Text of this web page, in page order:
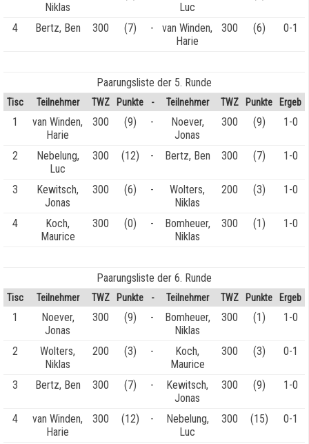
Niklas
Luc
4 Bertz, Ben 300 (7) -
van Winden,
Harie
300 (6) 0-1
Paarungsliste der 5. Runde
Tisc Teilnehmer TWZ Punkte - Teilnehmer TWZ Punkte Ergeb
1
van Winden,
Harie
300 (9) -
Noever,
Jonas
300 (9) 1-0
2
Nebelung,
Luc
300 (12) - Bertz, Ben 300 (7) 1-0
3
Kewitsch,
Jonas
300 (6) -
Wolters,
Niklas
200 (3) 1-0
4
Koch,
Maurice
300 (0) -
Bomheuer,
Niklas
300 (1) 1-0
Paarungsliste der 6. Runde
Tisc Teilnehmer TWZ Punkte - Teilnehmer TWZ Punkte Ergeb
1
Noever,
Jonas
300 (9) -
Bomheuer,
Niklas
300 (1) 1-0
2
Wolters,
Niklas
200 (3) -
Koch,
Maurice
300 (3) 0-1
3 Bertz, Ben 300 (7) -
Kewitsch,
Jonas
300 (9) 1-0
4
van Winden,
Harie
300 (12) -
Nebelung,
Luc
300 (15) 0-1